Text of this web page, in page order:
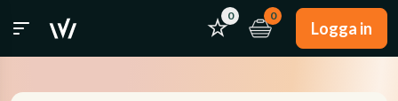
0 0
Logga in